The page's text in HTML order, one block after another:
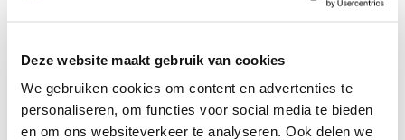
Deze website maakt gebruik van cookies
We gebruiken cookies om content en advertenties te
personaliseren, om functies voor social media te bieden
en om ons websiteverkeer te analyseren. Ook delen we
Algemene voorwaarden
Privacy verklaring
Verzekeringen